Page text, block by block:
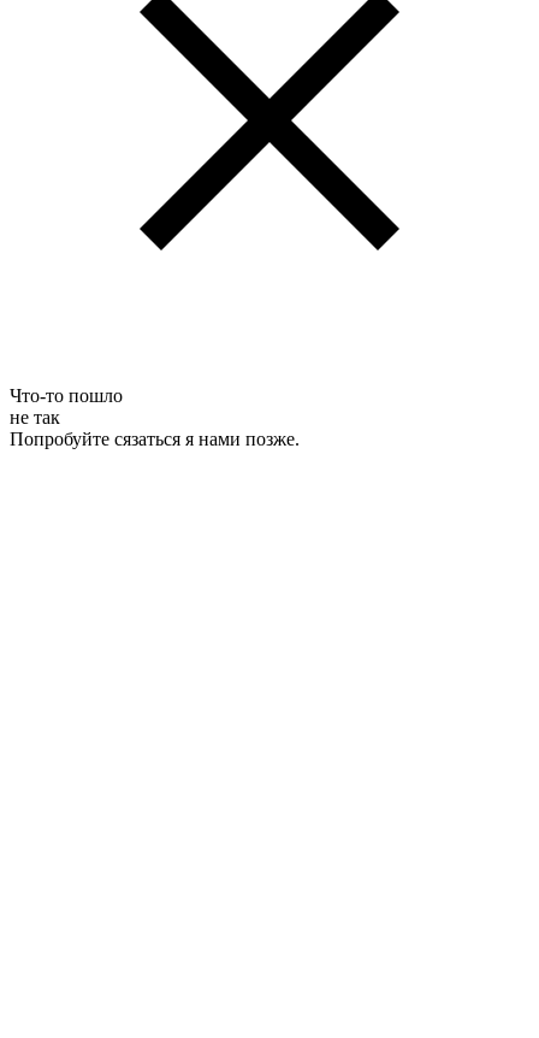
Что-то пошло
не так
Попробуйте сязаться я нами позже.